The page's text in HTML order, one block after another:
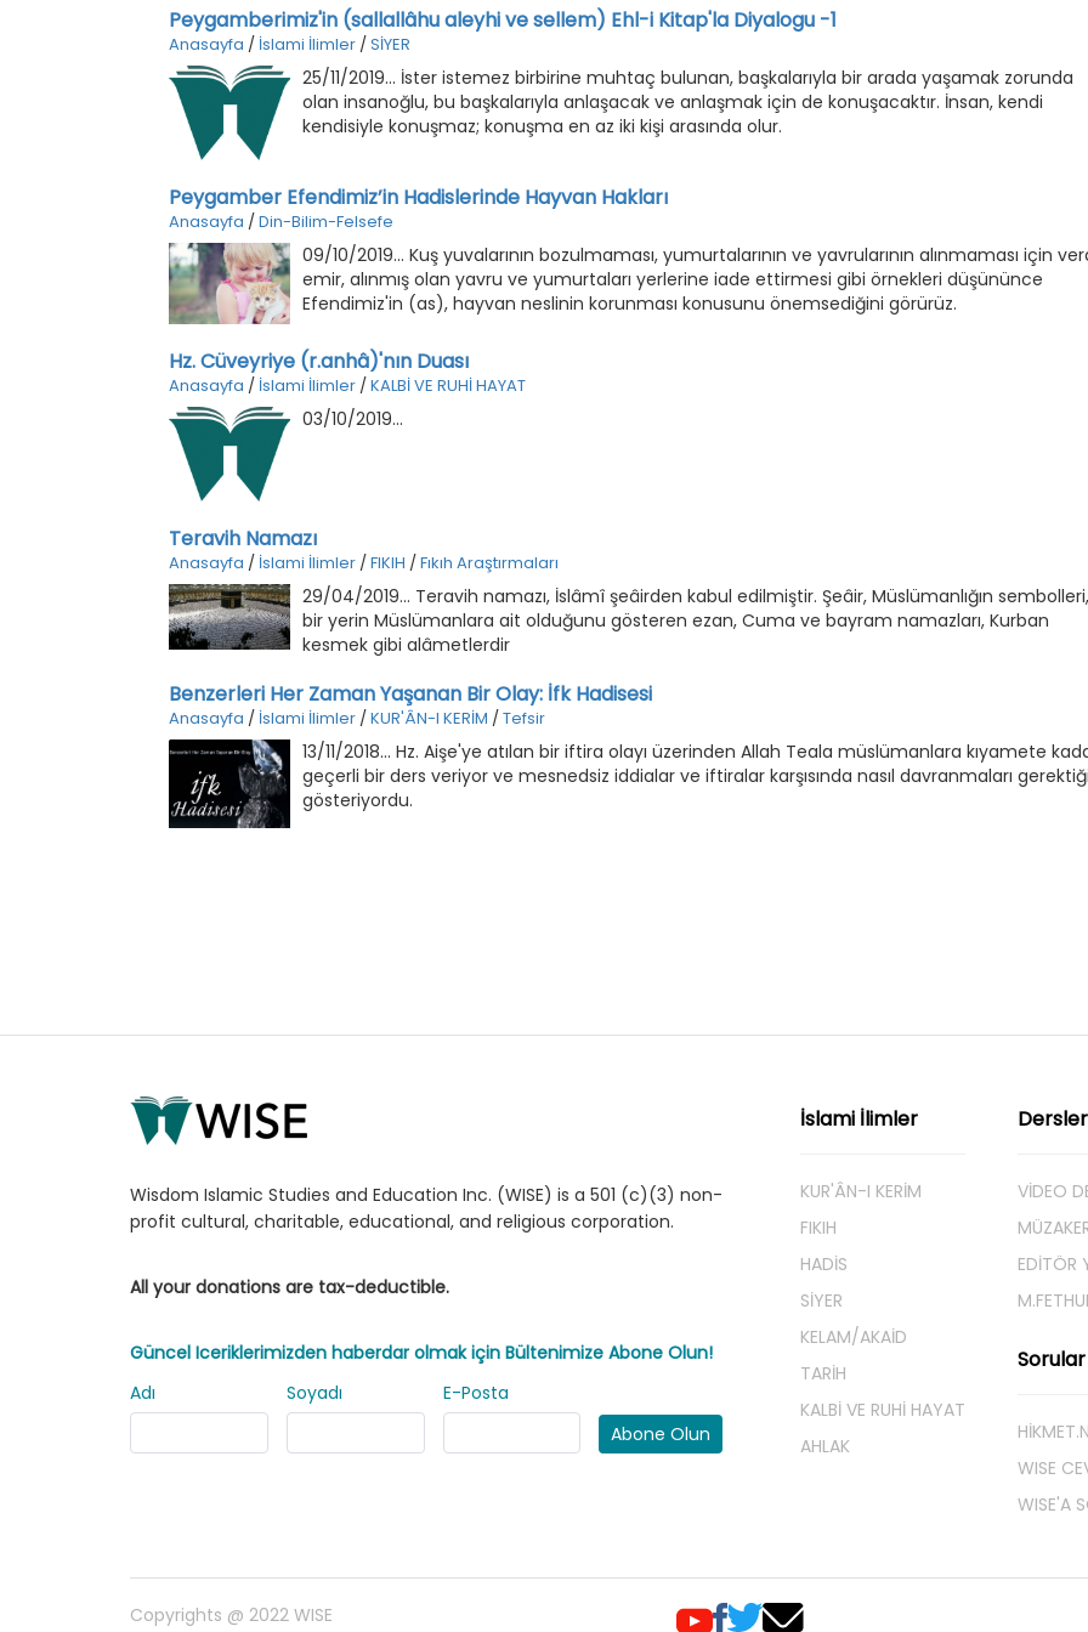
Peygamberimiz'in (sallallâhu aleyhi ve sellem) Ehl-i Kitap'la Diyalogu -1
Anasayfa / İslami İlimler /SİYER
25/11/2019... İster istemez birbirine muhtaç bulunan, başkalarıyla bir arada yaşamak zorunda
olan insanoğlu, bu başkalarıyla anlaşacak ve anlaşmak için de konuşacaktır. İnsan, kendi
kendisiyle konuşmaz; konuşma en az iki kişi arasında olur.
Peygamber Efendimiz’in Hadislerinde Hayvan Hakları
Anasayfa / Din-Bilim-Felsefe
09/10/2019... Kuş yuvalarının bozulmaması, yumurtalarının ve yavrularının alınmaması için
emir, alınmış olan yavru ve yumurtaları yerlerine iade ettirmesi gibi örnekleri düşününce
Efendimiz'in (as), hayvan neslinin korunması konusunu önemsediğini görürüz.
Hz. Cüveyriye (r.anhâ)'nın Duası
Anasayfa / İslami İlimler /KALBİ VE RUHİ HAYAT
03/10/2019...
Teravih Namazı
Anasayfa / İslami İlimler /FIKIH /Fıkıh Araştırmaları
29/04/2019... Teravih namazı, İslâmî şeâirden kabul edilmiştir. Şeâir, Müslümanlığın sembolleri,
bir yerin Müslümanlara ait olduğunu gösteren ezan, Cuma ve bayram namazları, Kurban
kesmek gibi alâmetlerdir
Benzerleri Her Zaman Yaşanan Bir Olay: İfk Hadisesi
Anasayfa / İslami İlimler /KUR'ÂN-I KERİM /Tefsir
13/11/2018... Hz. Aişe'ye atılan bir iftira olayı üzerinden Allah Teala müslümanlara kıyamete
geçerli bir ders veriyor ve mesnedsiz iddialar ve iftiralar karşısında nasıl davranmaları
gösteriyordu.
Wisdom Islamic Studies and Education Inc. (WISE) is a 501 (c)(3) non-
profit cultural, charitable, educational, and religious corporation.
All your donations are tax-deductible.
Güncel Iceriklerimizden haberdar olmak için Bültenimize Abone Olun!
Adı
Soyadı
E-Posta
Abone Olun
İslami İlimler
KUR'ÂN-I KERİM
FIKIH
HADİS
SİYER
KELAM/AKAİD
TARİH
KALBİ VE RUHİ HAYAT
AHLAK
Dersler
VİDEO
EDİTÖR
Sorular
WISE
WISE'A
Copyrights @ 2022 WISE